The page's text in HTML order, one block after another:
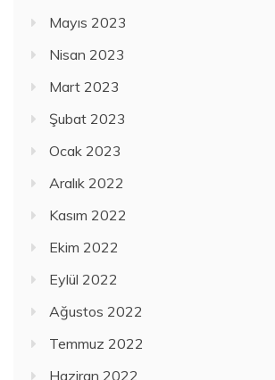
Mayıs 2023
Nisan 2023
Mart 2023
Şubat 2023
Ocak 2023
Aralık 2022
Kasım 2022
Ekim 2022
Eylül 2022
Ağustos 2022
Temmuz 2022
Haziran 2022